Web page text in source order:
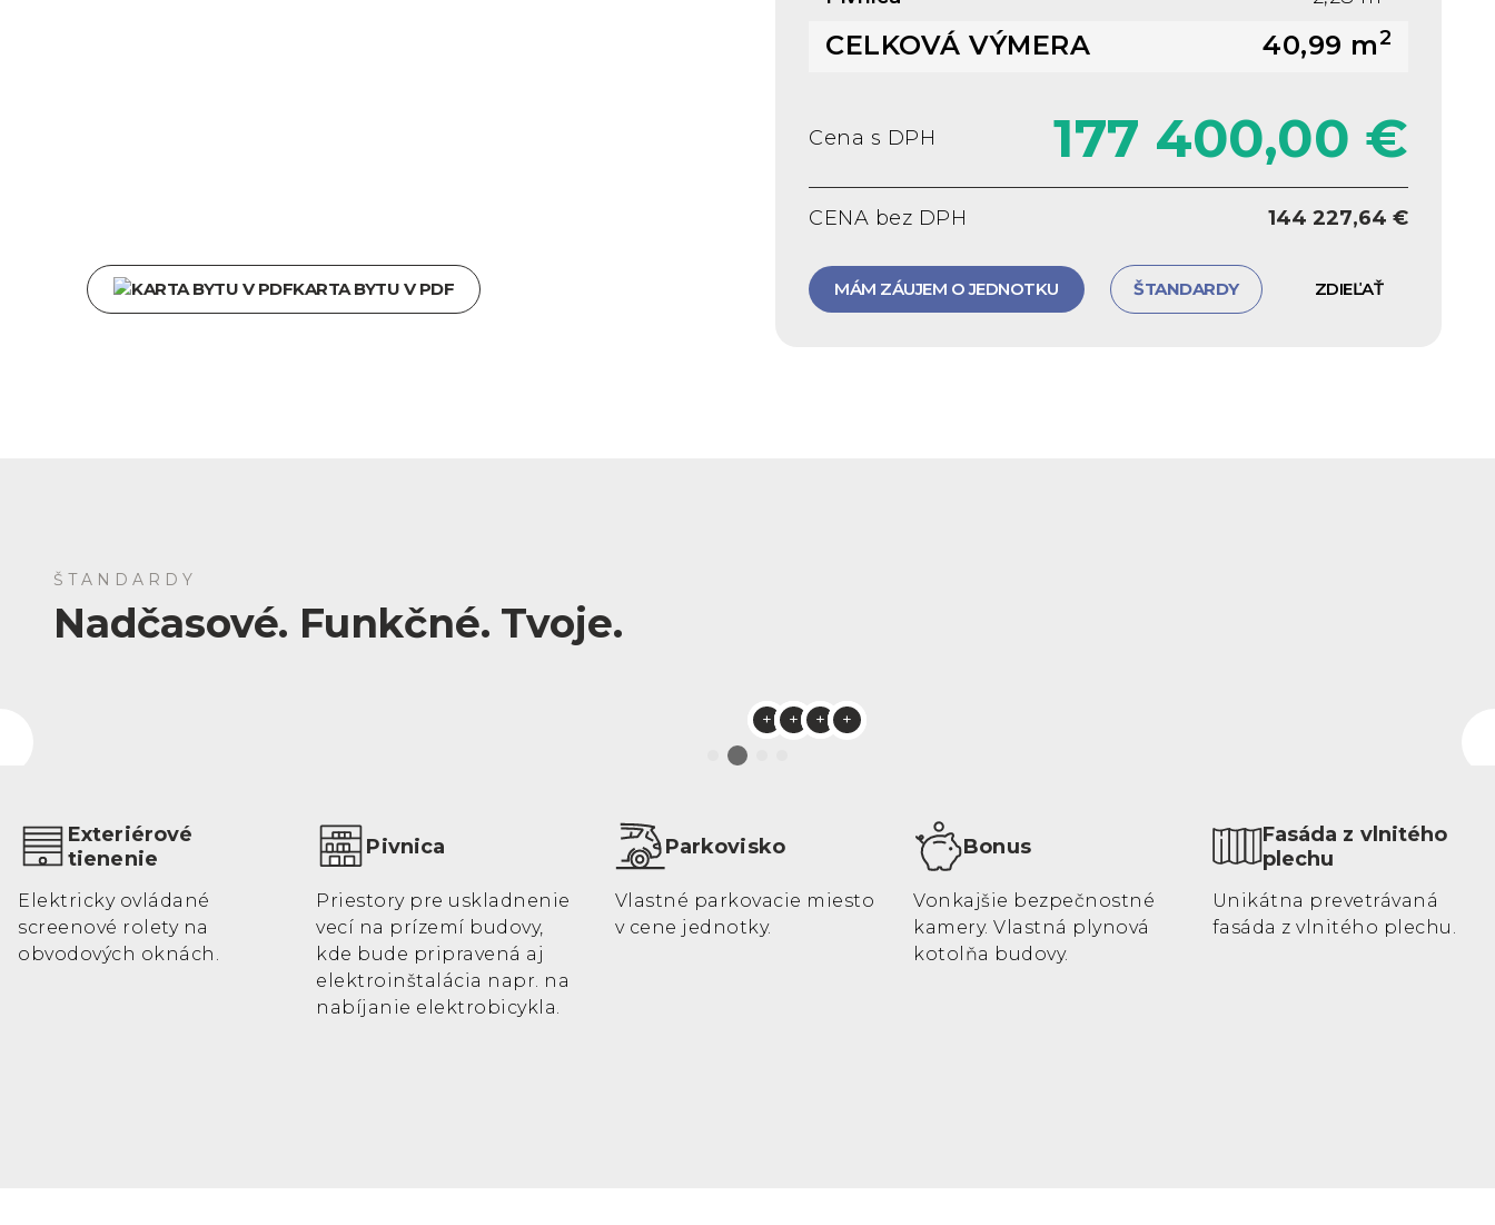
KARTA BYTU V PDF
CELKOVÁ VÝMERA 40,99 m2
Cena s DPH 177 400,00 €
CENA bez DPH 144 227,64 €
MÁM ZÁUJEM O JEDNOTKU ŠTANDARDY ZDIEĽAŤ
ŠTANDARDY
Nadčasové. Funkčné. Tvoje.
Exteriérové
tienenie
Elektricky ovládané
screenové rolety na
obvodových oknách.
Pivnica
Priestory pre uskladnenie
vecí na prízemí budovy,
kde bude pripravená aj
elektroinštalácia napr. na
nabíjanie elektrobicykla.
Parkovisko
Vlastné parkovacie miesto
v cene jednotky.
Bonus
Vonkajšie bezpečnostné
kamery. Vlastná plynová
kotolňa budovy.
Fasáda z vlnitého
plechu
Unikátna prevetrávaná
fasáda z vlnitého plechu.